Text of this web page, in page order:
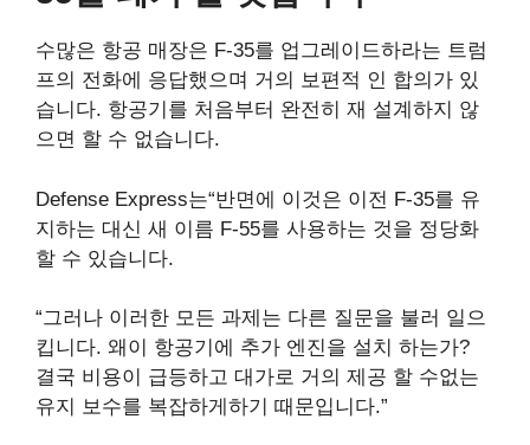
수많은 항공 매장은 F-35를 업그레이드하라는 트럼
프의 전화에 응답했으며 거의 ​​보편적 인 합의가 있
습니다. 항공기를 처음부터 완전히 재 설계하지 않
으면 할 수 없습니다.
Defense Express는“반면에 이것은 이전 F-35를 유
지하는 대신 새 이름 F-55를 사용하는 것을 정당화
할 수 있습니다.
“그러나 이러한 모든 과제는 다른 질문을 불러 일으
킵니다. 왜이 항공기에 추가 엔진을 설치 하는가?
결국 비용이 급등하고 대가로 거의 제공 할 수없는
유지 보수를 복잡하게하기 때문입니다.”